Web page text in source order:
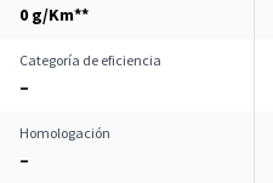
0 g/Km**
Categoría de eficiencia
–
Homologación
–